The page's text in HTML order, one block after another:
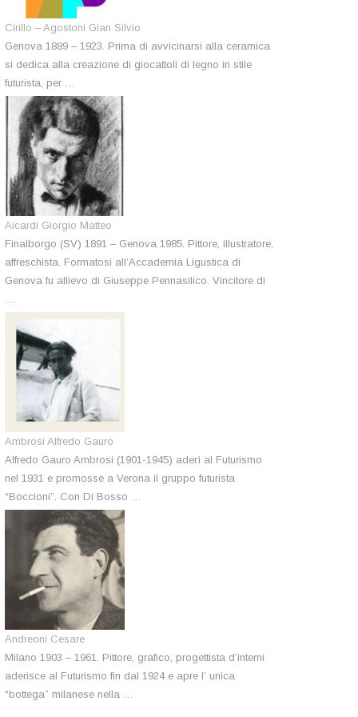
Cirillo – Agostoni Gian Silvio
Genova 1889 – 1923. Prima di avvicinarsi alla ceramica
si dedica alla creazione di giocattoli di legno in stile
futurista, per …
Aicardi Giorgio Matteo
Finalborgo (SV) 1891 – Genova 1985. Pittore, illustratore,
affreschista. Formatosi all’Accademia Ligustica di
Genova fu allievo di Giuseppe Pennasilico. Vincitore di
…
Ambrosi Alfredo Gauro
Alfredo Gauro Ambrosi (1901-1945) aderì al Futurismo
nel 1931 e promosse a Verona il gruppo futurista
“Boccioni”. Con Di Bosso …
Andreoni Cesare
Milano 1903 – 1961. Pittore, grafico, progettista d’interni
aderisce al Futurismo fin dal 1924 e apre l’ unica
“bottega” milanese nella …